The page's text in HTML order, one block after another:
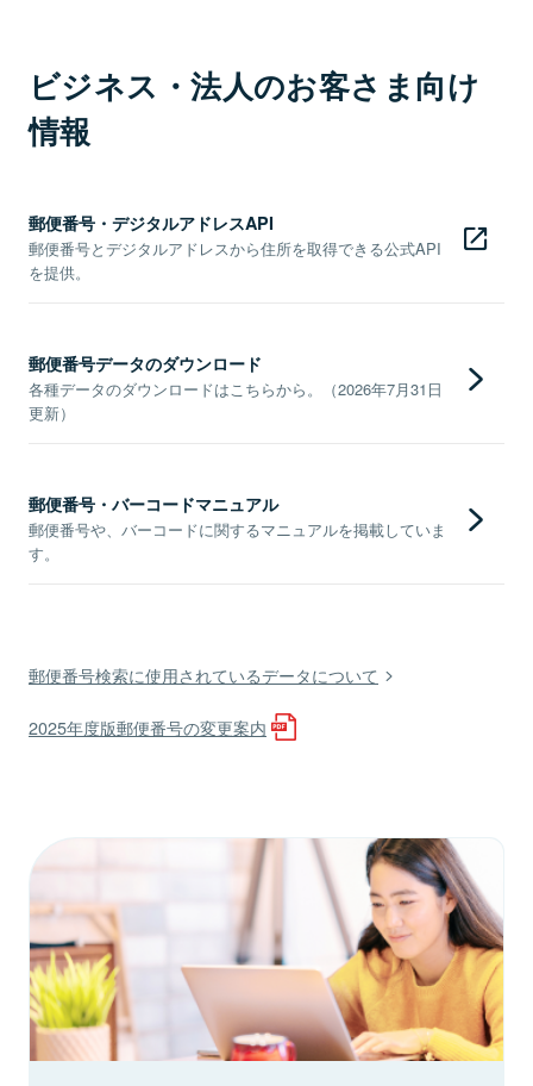
ビジネス・法人のお客さま向け
情報
郵便番号・デジタルアドレスAPI
郵便番号とデジタルアドレスから住所を取得できる公式API
を提供。
郵便番号データのダウンロード
各種データのダウンロードはこちらから。（2026年7月31日
更新）
郵便番号・バーコードマニュアル
郵便番号や、バーコードに関するマニュアルを掲載していま
す。
郵便番号検索に使用されているデータについて
2025年度版郵便番号の変更案内